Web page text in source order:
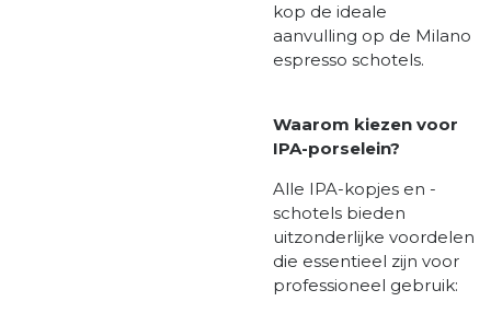
kop de ideale
aanvulling op de Milano
espresso schotels.
Waarom kiezen voor
IPA-porselein?
Alle IPA-kopjes en -
schotels bieden
uitzonderlijke voordelen
die essentieel zijn voor
professioneel gebruik: